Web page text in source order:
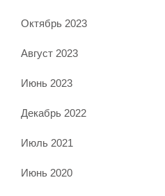
Октябрь 2023
Август 2023
Июнь 2023
Декабрь 2022
Июль 2021
Июнь 2020